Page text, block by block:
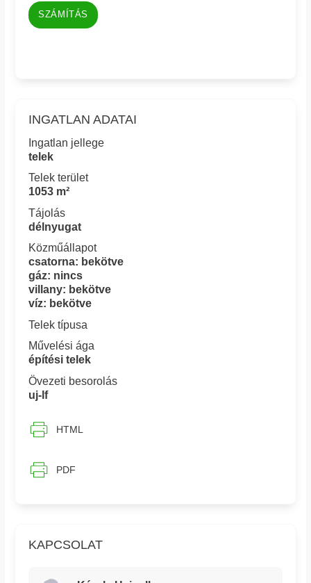
SZÁMÍTÁS
KAPCSOLAT
INGATLAN ADATAI
Ingatlan jellege
telek
Telek terület
1053 m²
Tájolás
délnyugat
Közműállapot
csatorna: bekötve
gáz: nincs
villany: bekötve
víz: bekötve
Telek típusa
Művelési ága
építési telek
Övezeti besorolás
uj-lf
HTML
PDF